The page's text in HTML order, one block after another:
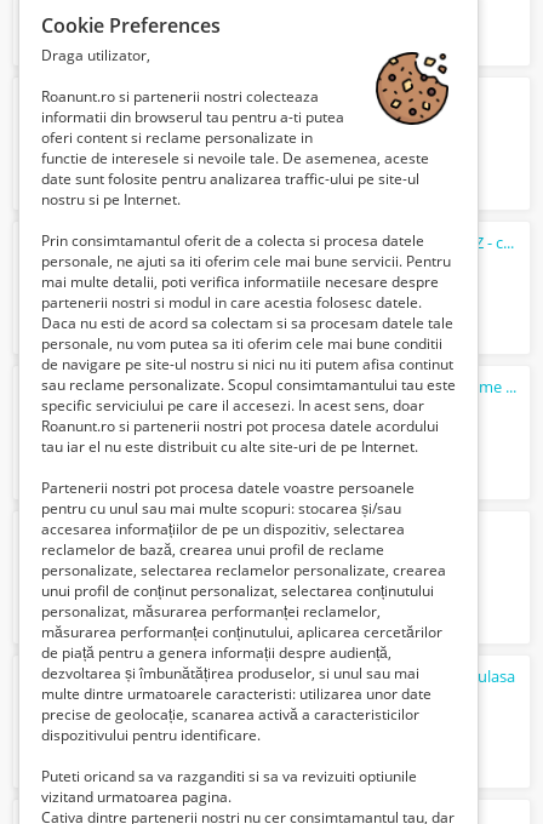
Cititor tahograf Tacho2safe 1100 cu TVA
1270 Lei
Angajez curier/curieri/livrator TAZZ / eatZZ - cel mai mic comision
Verifica cu vanzatorul
Tractari camioane/autoutilitare/autoturisme NON STOP
77135 Lei
Inchirieri microbuze cu sofer
Verifica cu vanzatorul
caut mecanic auto scimbare garnitura chiulasa
100 Lei
Cookie Preferences
Draga utilizator,
Roanunt.ro si partenerii nostri colecteaza
informatii din browserul tau pentru a-ti putea
oferi content si reclame personalizate in
functie de interesele si nevoile tale. De asemenea, aceste
date sunt folosite pentru analizarea traffic-ului pe site-ul
nostru si pe Internet.
Prin consimtamantul oferit de a colecta si procesa datele
personale, ne ajuti sa iti oferim cele mai bune servicii. Pentru
mai multe detalii, poti verifica informatiile necesare despre
partenerii nostri si modul in care acestia folosesc datele.
Daca nu esti de acord sa colectam si sa procesam datele tale
personale, nu vom putea sa iti oferim cele mai bune conditii
de navigare pe site-ul nostru si nici nu iti putem afisa continut
sau reclame personalizate. Scopul consimtamantului tau este
specific serviciului pe care il accesezi. In acest sens, doar
Roanunt.ro si partenerii nostri pot procesa datele acordului
tau iar el nu este distribuit cu alte site-uri de pe Internet.
Partenerii nostri pot procesa datele voastre persoanele
pentru cu unul sau mai multe scopuri: stocarea și/sau
accesarea informațiilor de pe un dispozitiv, selectarea
reclamelor de bază, crearea unui profil de reclame
personalizate, selectarea reclamelor personalizate, crearea
unui profil de conținut personalizat, selectarea conținutului
personalizat, măsurarea performanței reclamelor,
măsurarea performanței conținutului, aplicarea cercetărilor
de piață pentru a genera informații despre audiență,
dezvoltarea și îmbunătățirea produselor, si unul sau mai
multe dintre urmatoarele caracteristi: utilizarea unor date
precise de geolocație, scanarea activă a caracteristicilor
dispozitivului pentru identificare.
Puteti oricand sa va razganditi si sa va revizuiti optiunile
vizitand urmatoarea pagina.
Cativa dintre partenerii nostri nu cer consimtamantul tau, dar